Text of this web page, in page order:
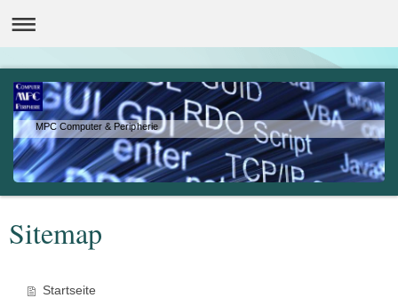
MPC Computer & Peripherie
Sitemap
Startseite